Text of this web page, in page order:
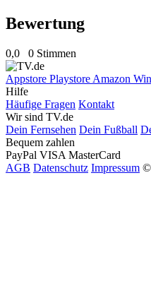
Bewertung
0,0 0 Stimmen
Appstore Playstore Amazon
Hilfe
Häufige Fragen Kontakt
Wir sind TV.de
Dein Fernsehen Dein Fußball
Bequem zahlen
PayPal VISA MasterCard
AGB Datenschutz Impressum ©